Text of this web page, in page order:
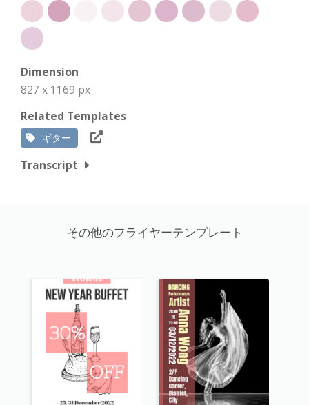
Dimension
827 x 1169 px
Related Templates
ギター
Transcript
その他のフライヤーテンプレート